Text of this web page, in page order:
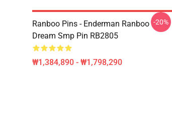
Ranboo Pins - Enderman Ranboo
Dream Smp Pin RB2805
₩1,384,890 - ₩1,798,290
-20%